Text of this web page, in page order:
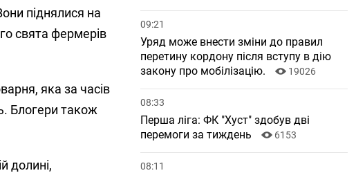
піднялися на
свята фермерів
яка за часів
Блогери також
долині,
09:21
Уряд може внести зміни до правил
перетину кордону після вступу в дію
закону про мобілізацію.
19026
08:33
Перша ліга: ФК "Хуст" здобув дві
перемоги за тиждень
6153
08:11